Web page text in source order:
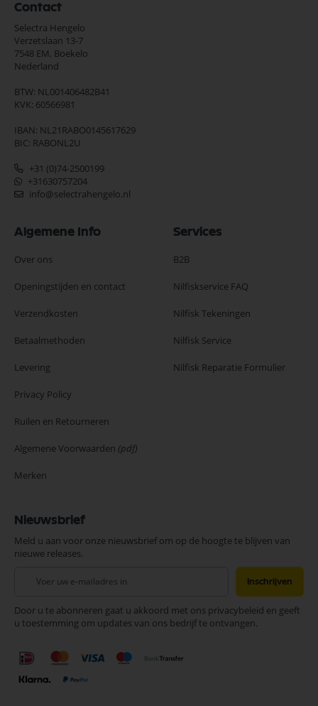
Contact
Selectra Hengelo
Verzetslaan 13-7
7548 EM, Boekelo
Nederland
BTW: NL001406482B41
KVK: 60566981
IBAN: NL21RABO0145617629
BIC: RABONL2U
+31 (0)74-2500199
+31630757204
info@selectrahengelo.nl
Algemene Info
Over ons
Openingstijden en contact
Verzendkosten
Betaalmethoden
Levering
Privacy Policy
Ruilen en Retourneren
Algemene Voorwaarden (pdf)
Merken
Services
B2B
Nilfiskservice FAQ
Nilfisk Tekeningen
Nilfisk Service
Nilfisk Reparatie Formulier
Nieuwsbrief
Meld u aan voor onze nieuwsbrief om op de hoogte te blijven van
nieuwe releases.
onze
nieuwsbrief
Inschrijven
Door u te abonneren gaat u akkoord met ons privacybeleid en geeft
u toestemming om updates van ons bedrijf te ontvangen.